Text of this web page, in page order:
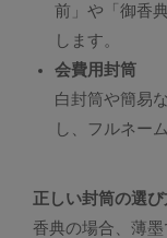
前」や「御香
します。
会費用封筒
白封筒や簡易
し、フルネー
正しい封筒の選
香典の場合、薄